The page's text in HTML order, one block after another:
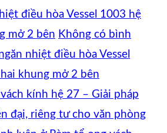
điều hòa Vessel 1003 hệ
mở 2 bên Không có bình
nhiệt điều hòa Vessel
khung mở 2 bên
kính hệ 27 – Giải pháp
đại, riêng tư cho văn phòng